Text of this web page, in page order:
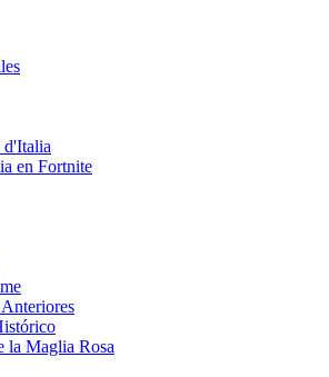
d'Italia
en Fortnite
la Maglia Rosa